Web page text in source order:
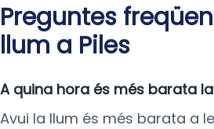
Preguntes
llum a Piles
A quina hora és més barata
Avui la llum és més barata a